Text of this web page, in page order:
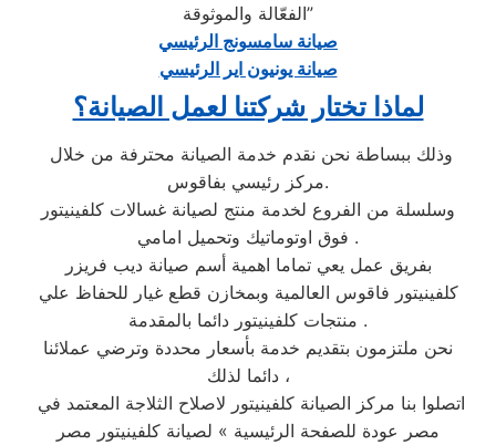
الفعّالة والموثوقة”
صيانة سامسونج الرئيسي
صيانة يونيون اير الرئيسي
لماذا تختار شركتنا لعمل الصيانة؟
مركز رئيسي بفاقوس.
وسلسلة من الفروع لخدمة منتج لصيانة غسالات كلفينيتور
فوق اوتوماتيك وتحميل امامي .
بفريق عمل يعي تماما اهمية أسم صيانة ديب فريزر
كلفينيتور فاقوس العالمية وبمخازن قطع غيار للحفاظ علي
منتجات كلفينيتور دائما بالمقدمة .
نحن ملتزمون بتقديم خدمة بأسعار محددة وترضي عملائنا
دائما لذلك ،
مصر عودة للصفحة الرئيسية » لصيانة كلفينيتور مصر